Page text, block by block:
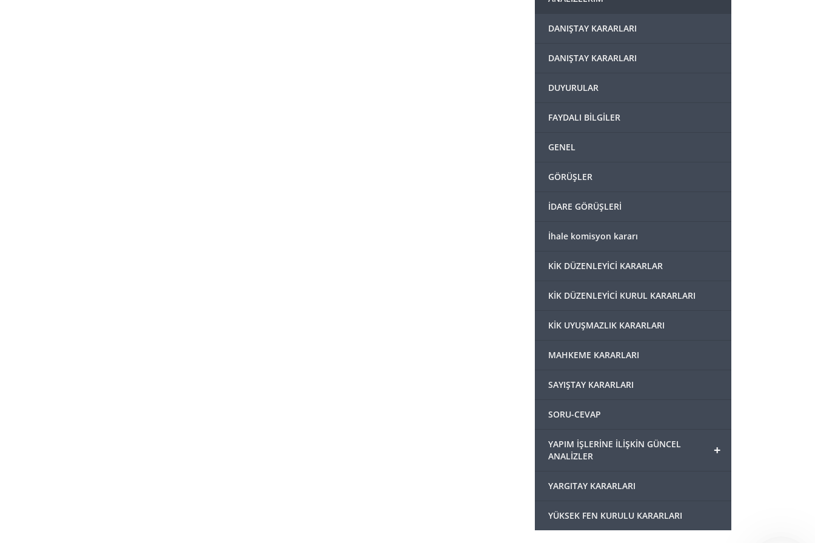
DANIŞTAY KARARLARI
DANIŞTAY KARARLARI
DUYURULAR
FAYDALI BİLGİLER
GENEL
GÖRÜŞLER
İDARE GÖRÜŞLERİ
İhale komisyon kararı
KİK DÜZENLEYİCİ KARARLAR
KİK DÜZENLEYİCİ KURUL KARARLARI
KİK UYUŞMAZLIK KARARLARI
MAHKEME KARARLARI
SAYIŞTAY KARARLARI
SORU-CEVAP
+
YAPIM İŞLERİNE İLİŞKİN GÜNCEL
ANALİZLER
YARGITAY KARARLARI
YÜKSEK FEN KURULU KARARLARI